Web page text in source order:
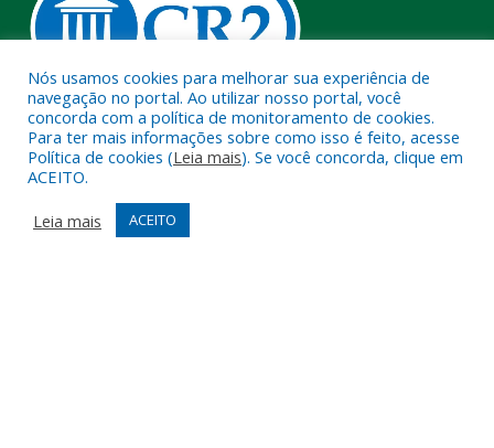
Muito mais quecriar siteousistema para prefeituras!
Realizamos umaassessoriacompleta, onde garantimos em
contrato que todas as exigências das
serão atendidas.
Nós usamos cookies para melhorar sua experiência de
navegação no portal. Ao utilizar nosso portal, você
concorda com a política de monitoramento de cookies.
Para ter mais informações sobre como isso é feito, acesse
Política de cookies (Leia mais). Se você concorda, clique em
ACEITO.
Leia mais
ACEITO